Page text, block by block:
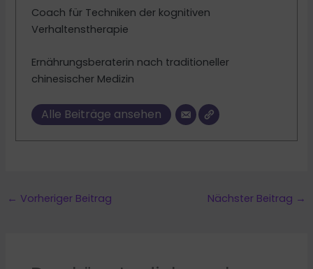
Coach für Techniken der kognitiven
Verhaltenstherapie
Ernährungsberaterin nach traditioneller
chinesischer Medizin
Alle Beiträge ansehen
← Vorheriger Beitrag Nächster Beitrag →